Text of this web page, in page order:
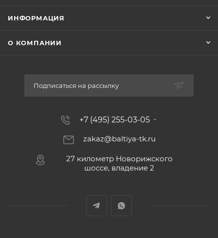
ИНФОРМАЦИЯ
О КОМПАНИИ
Подписаться на рассылку
+7 (495) 255-03-05
zakaz@baltiya-tk.ru
27 километр Новорижского
шоссе, владение 2